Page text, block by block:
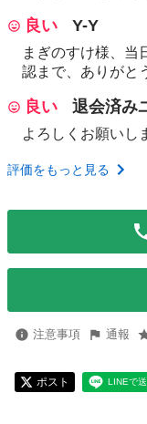
良い Y-Y
まぎのすけ様、当
認まで、ありがと
良い 退会済み
よろしくお願いし
評価をもっと見る
注意事項 通報
ポスト LINEで